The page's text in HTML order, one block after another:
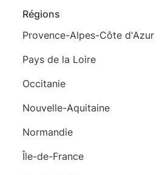
Régions
Provence-Alpes-Côte d'Azur
Pays de la Loire
Occitanie
Nouvelle-Aquitaine
Normandie
Île-de-France